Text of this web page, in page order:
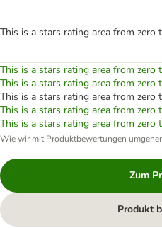
This is a stars rating area from zero
This is a stars rating area from zero
This is a stars rating area from zero
This is a stars rating area from zero
This is a stars rating area from zero
This is a stars rating area from zero
Wie wir mit Produktbewertungen
Zum
Produkt